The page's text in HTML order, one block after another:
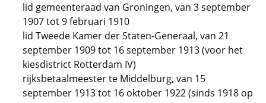
lid gemeenteraad van Groningen, van 3 september
1907 tot 9 februari 1910
lid Tweede Kamer der Staten-Generaal, van 21
september 1909 tot 16 september 1913 (voor het
kiesdistrict Rotterdam IV)
rijksbetaalmeester te Middelburg, van 15
september 1913 tot 16 oktober 1922 (sinds 1918 op